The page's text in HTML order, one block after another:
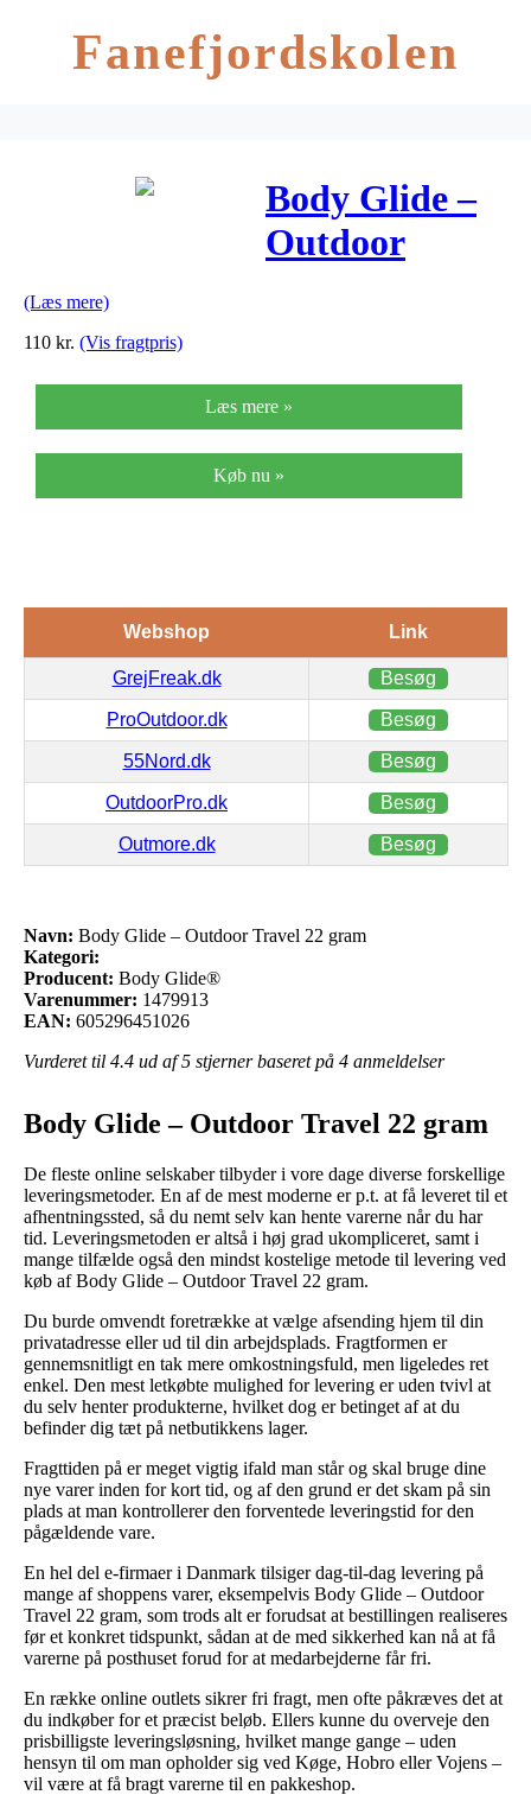
Fanefjordskolen
Body Glide –
Outdoor
(Læs mere)
110 kr. (Vis fragtpris)
Læs mere »
Køb nu »
Webshop Link
GrejFreak.dk Besøg
ProOutdoor.dk Besøg
55Nord.dk Besøg
OutdoorPro.dk Besøg
Outmore.dk Besøg
Navn: Body Glide – Outdoor Travel 22 gram
Kategori:
Producent: Body Glide®
Varenummer: 1479913
EAN: 605296451026
Vurderet til 4.4 ud af 5 stjerner baseret på 4 anmeldelser
Body Glide – Outdoor Travel 22 gram
De fleste online selskaber tilbyder i vore dage diverse forskellige
leveringsmetoder. En af de mest moderne er p.t. at få leveret til et
afhentningssted, så du nemt selv kan hente varerne når du har
tid. Leveringsmetoden er altså i høj grad ukompliceret, samt i
mange tilfælde også den mindst kostelige metode til levering ved
køb af Body Glide – Outdoor Travel 22 gram.
Du burde omvendt foretrække at vælge afsending hjem til din
privatadresse eller ud til din arbejdsplads. Fragtformen er
gennemsnitligt en tak mere omkostningsfuld, men ligeledes ret
enkel. Den mest letkøbte mulighed for levering er uden tvivl at
du selv henter produkterne, hvilket dog er betinget af at du
befinder dig tæt på netbutikkens lager.
Fragttiden på er meget vigtig ifald man står og skal bruge dine
nye varer inden for kort tid, og af den grund er det skam på sin
plads at man kontrollerer den forventede leveringstid for den
pågældende vare.
En hel del e-firmaer i Danmark tilsiger dag-til-dag levering på
mange af shoppens varer, eksempelvis Body Glide – Outdoor
Travel 22 gram, som trods alt er forudsat at bestillingen realiseres
før et konkret tidspunkt, sådan at de med sikkerhed kan nå at få
varerne på posthuset forud for at medarbejderne får fri.
En række online outlets sikrer fri fragt, men ofte påkræves det at
du indkøber for et præcist beløb. Ellers kunne du overveje den
prisbilligste leveringsløsning, hvilket mange gange – uden
hensyn til om man opholder sig ved Køge, Hobro eller Vojens –
vil være at få bragt varerne til en pakkeshop.